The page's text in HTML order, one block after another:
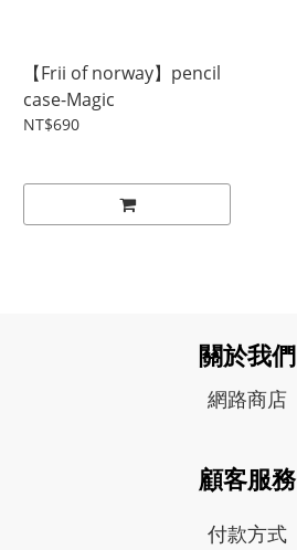
【Frii of norway】pencil
case-Magic
NT$690
關於我們
網路商店
顧客服務
付款方式